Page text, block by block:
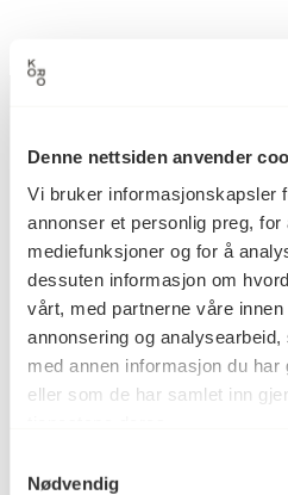
Denne nettsiden anvender
Vi bruker informasjonskapsler
annonser et personlig preg,
mediefunksjoner og for å
dessuten informasjon om
vårt, med partnerne våre
annonsering og
med annen informasjon du har
eller som de har samlet inn
Nødvendig
Postboks 6994
St. Olavs plass
0130 Oslo
post@koro.no